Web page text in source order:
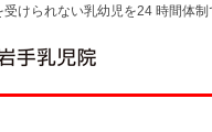
けられない乳幼児を24 時間体